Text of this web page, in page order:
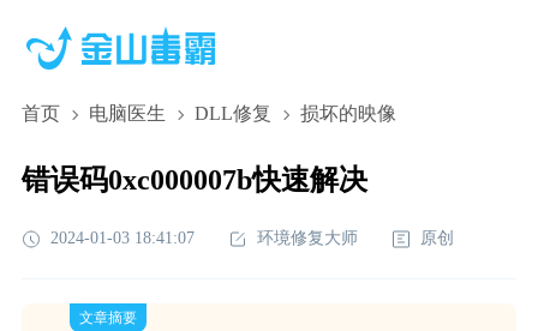
首页 电脑医生 DLL修复 损坏的映像
错误码0xc000007b快速解决
2024-01-03 18:41:07 环境修复大师 原创
文章摘要